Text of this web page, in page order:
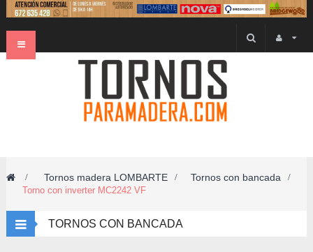
Navegación
> Tornos madera LOMBARTE > Tornos con bancada
Torno con inverter MC2242 VF
TORNOS CON BANCADA